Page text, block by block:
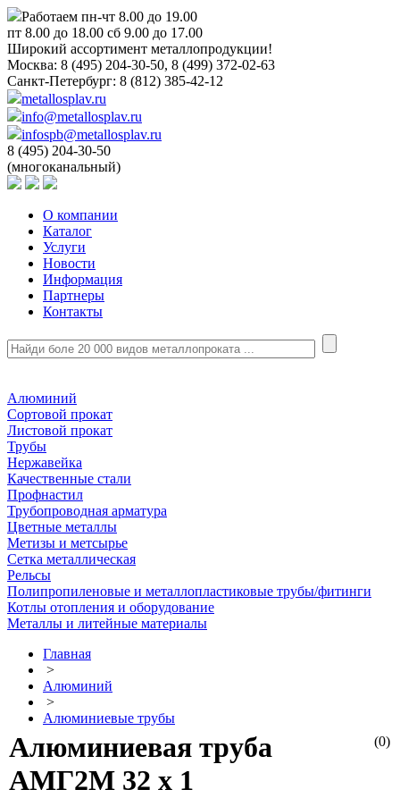
Работаем пн-чт 8.00 до 19.00
пт 8.00 до 18.00 сб 9.00 до 17.00
Широкий ассортимент металлопродукции!
Москва: 8 (495) 204-30-50, 8 (499) 372-02-63
Санкт-Петербург: 8 (812) 385-42-12
metallosplav.ru
info@metallosplav.ru
infospb@metallosplav.ru
8 (495) 204-30-50
(многоканальный)
О компании
Каталог
Услуги
Новости
Информация
Партнеры
Контакты
Алюминий
Сортовой прокат
Листовой прокат
Трубы
Нержавейка
Качественные стали
Профнастил
Трубопроводная арматура
Цветные металлы
Метизы и метсырье
Сетка металлическая
Рельсы
Полипропиленовые и металлопластиковые трубы/фитинги
Котлы отопления и оборудование
Металлы и литейные материалы
Главная
>
Алюминий
>
Алюминиевые трубы
(0)
Алюминиевая труба
АМГ2М 32 х 1